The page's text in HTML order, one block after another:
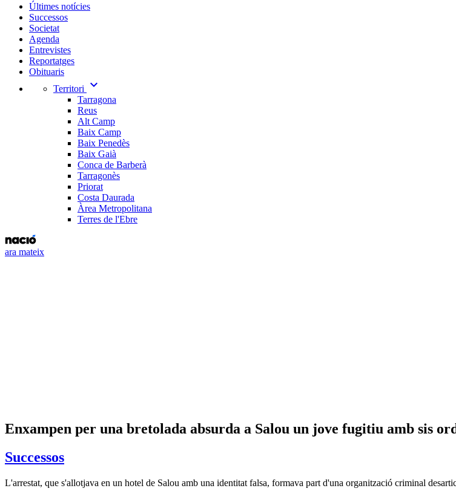
Últimes notícies
Successos
Societat
Agenda
Entrevistes
Reportatges
Obituaris
Territori
expand_more
Tarragona
Reus
Alt Camp
Baix Camp
Baix Penedès
Baix Gaià
Conca de Barberà
Tarragonès
Priorat
Costa Daurada
Àrea Metropolitana
Terres de l'Ebre
ara mateix
Enxampen per una bretolada absurda a Salou un jove fugitiu amb sis
Successos
L'arrestat, que s'allotjava en un hotel de Salou amb una identitat falsa, formava part d'una organització criminal